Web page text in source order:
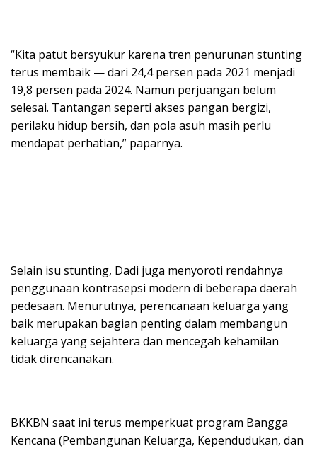
“Kita patut bersyukur karena tren penurunan stunting
terus membaik — dari 24,4 persen pada 2021 menjadi
19,8 persen pada 2024. Namun perjuangan belum
selesai. Tantangan seperti akses pangan bergizi,
perilaku hidup bersih, dan pola asuh masih perlu
mendapat perhatian,” paparnya.
Selain isu stunting, Dadi juga menyoroti rendahnya
penggunaan kontrasepsi modern di beberapa daerah
pedesaan. Menurutnya, perencanaan keluarga yang
baik merupakan bagian penting dalam membangun
keluarga yang sejahtera dan mencegah kehamilan
tidak direncanakan.
BKKBN saat ini terus memperkuat program Bangga
Kencana (Pembangunan Keluarga, Kependudukan, dan